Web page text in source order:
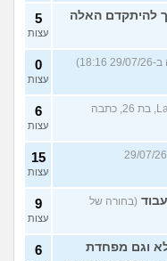
להיתקדם האלה 5
עצות
0
עצות
(Lamali, בת 26, כתבה
6
עצות
(אנונימית, בת 25, כתבה ב-29/07/26
15
עצות
(בחורה של
9
עצות
וגם מפחדת
6